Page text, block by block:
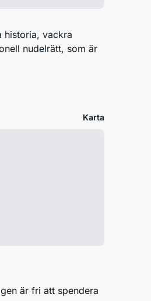
historia, vackra
nudelrätt, som är
Karta
är fri att spendera